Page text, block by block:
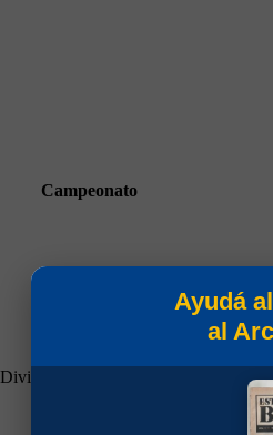
Campeonato
División Intermedia 1912
Ayudá
al